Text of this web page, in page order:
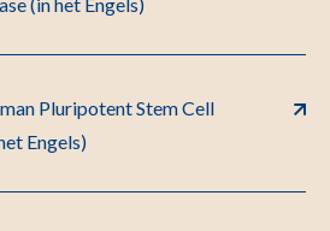
Pluripotent Stem Cell
Engels)